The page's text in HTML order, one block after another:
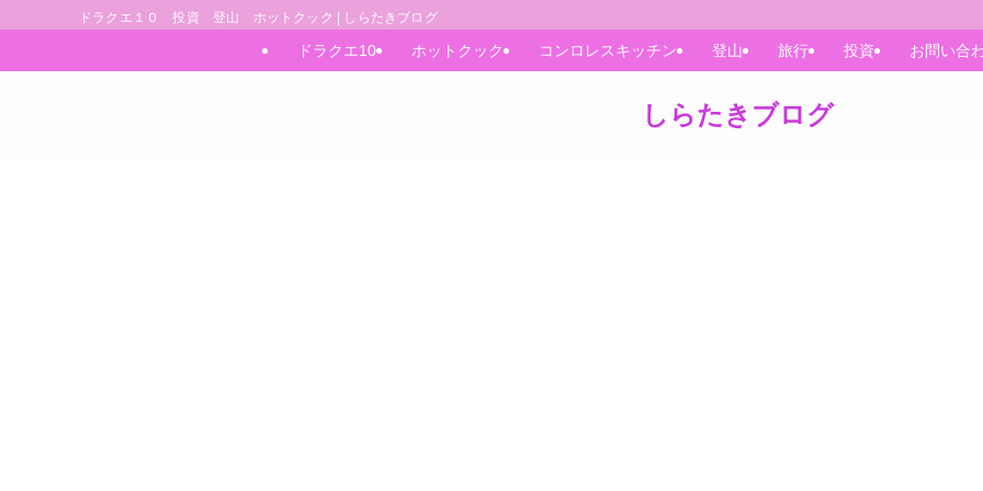
ドラクエ１０ 投資 登山 ホットクック | しらたきブログ
しらたきブログ
ドラクエ10 ホットクック コンロレスキッチン 登山 旅行 投資 お問い合